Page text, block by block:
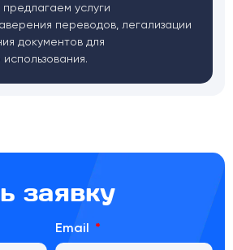
услуги
переводов, легализации
документов для
заявку
Email